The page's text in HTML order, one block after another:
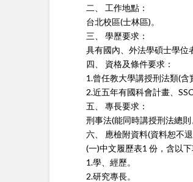
二、 工作地點：
台北校區(士林區)。
三、 學歷要求：
具有國內、外法學碩士學位
四、 資格及條件要求：
1.曾任教大學講授刑法類(含
2.近五年有國科會計畫、
五、 專長要求：
刑事法(能同時講授刑法總
六、 應檢附資料(資料恕不退
(一)中文履歷表1 份，含以下
1.學、經歷。
2.研究專長。